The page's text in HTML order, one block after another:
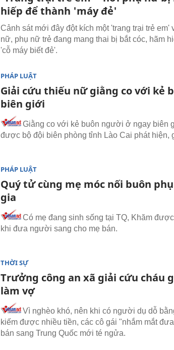
hiếp để thành 'máy đẻ'
Cảnh sát mới đây đột kích một 'trang trại trẻ em'
nữ, phụ nữ trẻ đang mang thai bị bắt cóc, hãm
'cỗ máy biết đẻ'.
PHÁP LUẬT
Giải cứu thiếu nữ giằng co với kẻ
biên giới
Giằng co với kẻ buôn người ở ngay biên
được bộ đội biên phòng tỉnh Lào Cai phát hiện,
PHÁP LUẬT
Quý tử cùng mẹ móc nối buôn
gia
Có mẹ đang sinh sống tại TQ, Khăm
khi đưa người sang cho mẹ bán.
THỜI SỰ
Trưởng công an xã giải cứu cháu
làm vợ
Vì nghèo khó, nên khi có người dụ dỗ
kiếm được nhiều tiền, các cô gái "nhắm mắt
bán sang Trung Quốc mới té ngửa.